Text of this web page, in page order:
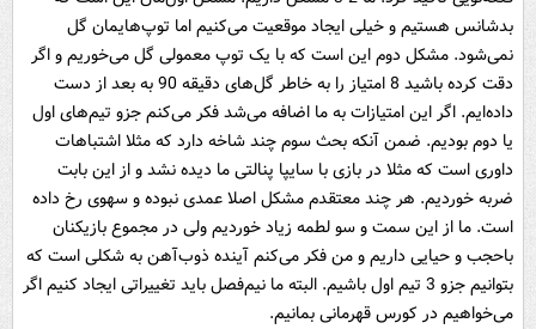
بدشانس هستیم و خیلی ایجاد موقعیت می‌کنیم اما توپ‌هایمان گل
نمی‌شود. مشکل دوم این است که با یک توپ معمولی گل می‌خوریم و اگر
دقت کرده باشید 8 امتیاز را به خاطر گل‌های دقیقه 90 به بعد از دست
داده‌ایم. اگر این امتیازات به ما اضافه می‌شد فکر می‌کنم جزو تیم‌های اول
یا دوم بودیم. ضمن آنکه بحث سوم چند شاخه دارد که مثلا اشتباهات
داوری است که مثلا در بازی با سایپا پنالتی ما دیده نشد و از این بابت
ضربه خوردیم. هر چند معتقدم مشکل اصلا عمدی نبوده و سهوی رخ داده
است. ما از این سمت و سو لطمه زیاد خوردیم ولی در مجموع بازیکنان
باحجب و حیایی داریم و من فکر می‌کنم آینده ذوب‌آهن به شکلی است که
بتوانیم جزو 3 تیم اول باشیم. البته ما نیم‌فصل باید تغییراتی ایجاد کنیم اگر
می‌خواهیم در کورس قهرمانی بمانیم.